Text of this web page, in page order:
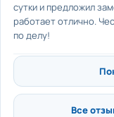
сутки и предложил
работает отлично.
по делу!
Все